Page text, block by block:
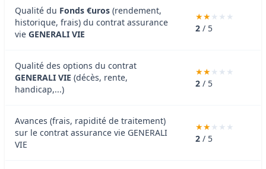
Qualité du Fonds €uros (rendement,
historique, frais) du contrat assurance
vie GENERALI VIE
2 / 5
Qualité des options du contrat
GENERALI VIE (décès, rente,
handicap,...)
2 / 5
Avances (frais, rapidité de traitement)
sur le contrat assurance vie GENERALI
VIE
2 / 5